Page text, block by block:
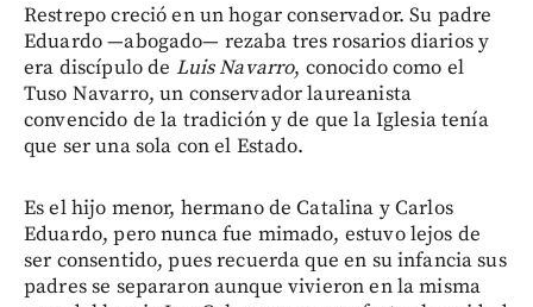
Restrepo creció en un hogar conservador. Su padre
Eduardo —abogado— rezaba tres rosarios diarios y
era discípulo de Luis Navarro, conocido como el
Tuso Navarro, un conservador laureanista
convencido de la tradición y de que la Iglesia tenía
que ser una sola con el Estado.
Es el hijo menor, hermano de Catalina y Carlos
Eduardo, pero nunca fue mimado, estuvo lejos de
ser consentido, pues recuerda que en su infancia sus
padres se separaron aunque vivieron en la misma